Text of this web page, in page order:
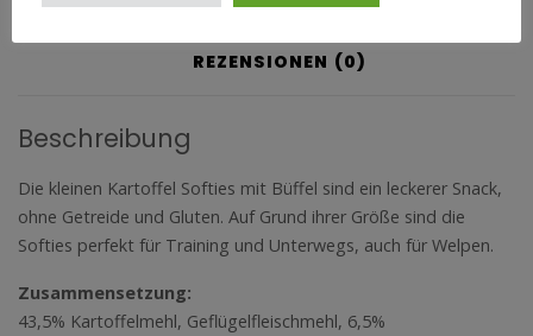
ZUSÄTZLICHE INFORMATION
REZENSIONEN (0)
Beschreibung
Die kleinen Kartoffel Softies mit Büffel sind ein leckerer Snack,
ohne Getreide und Gluten. Auf Grund ihrer Größe sind die
Softies perfekt für Training und Unterwegs, auch für Welpen.
Zusammensetzung:
43,5% Kartoffelmehl, Geflügelfleischmehl, 6,5%